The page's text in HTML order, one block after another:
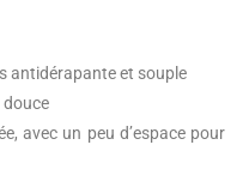
antidérapante et souple
douce
avec un peu d’espace pour